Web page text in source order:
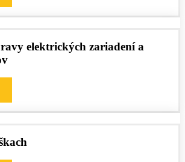
elektrických zariadení a